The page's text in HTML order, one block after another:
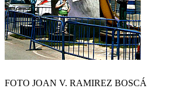
FOTO JOAN V. RAMIREZ BOSCÁ